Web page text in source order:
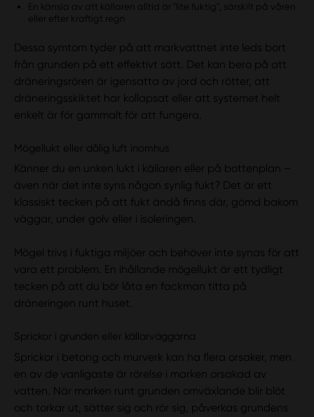
En känsla av att källaren alltid är "lite fuktig", särskilt på våren
eller efter kraftigt regn
Dessa symtom tyder på att markvattnet inte leds bort
från grunden på ett effektivt sätt. Det kan bero på att
dräneringsrören är igensatta av jord och rötter, att
dräneringsskiktet har kollapsat eller att systemet helt
enkelt är för gammalt för att fungera.
Mögellukt eller dålig luft inomhus
Känner du en unken lukt i källaren eller på bottenplan –
även när det inte syns någon synlig fukt? Det är ett
klassiskt tecken på att fukt ändå finns där, gömd bakom
väggar, under golv eller i isoleringen.
Mögel trivs i fuktiga miljöer och behöver inte synas för att
vara ett problem. En ihållande mögellukt är ett tydligt
tecken på att du bör låta en fackman titta på
dräneringen runt huset.
Sprickor i grunden eller källarväggarna
Sprickor i betong och murverk kan ha flera orsaker, men
en av de vanligaste är rörelse i marken orsakad av
vatten. När marken runt grunden omväxlande blir blöt
och torkar ut, sätter sig och rör sig, påverkas grundens